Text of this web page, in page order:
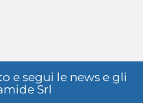
e segui le news e gli
Srl